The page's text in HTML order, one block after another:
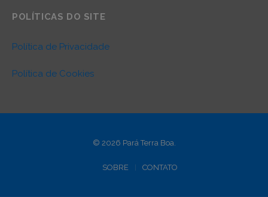
POLÍTICAS DO SITE
Política de Privacidade
Política de Cookies
© 2026 Pará Terra Boa.
SOBRE CONTATO